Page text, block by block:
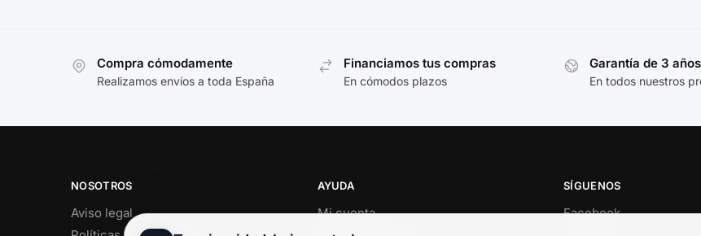
Compra cómodamente
Realizamos envíos a toda España
Financiamos tus compras
En cómodos plazos
Garantía de 3 años
En todos nuestros
NOSOTROS
Aviso legal
AYUDA
Mi cuenta
SÍGUENOS
Facebook